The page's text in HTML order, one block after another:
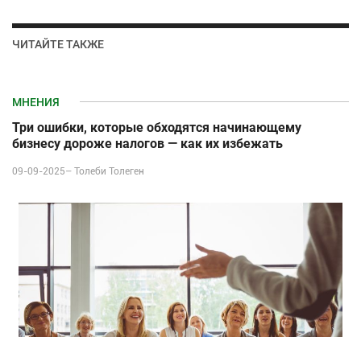
ЧИТАЙТЕ ТАКЖЕ
МНЕНИЯ
Три ошибки, которые обходятся начинающему
бизнесу дороже налогов — как их избежать
09-09-2025– Толеби Толеген